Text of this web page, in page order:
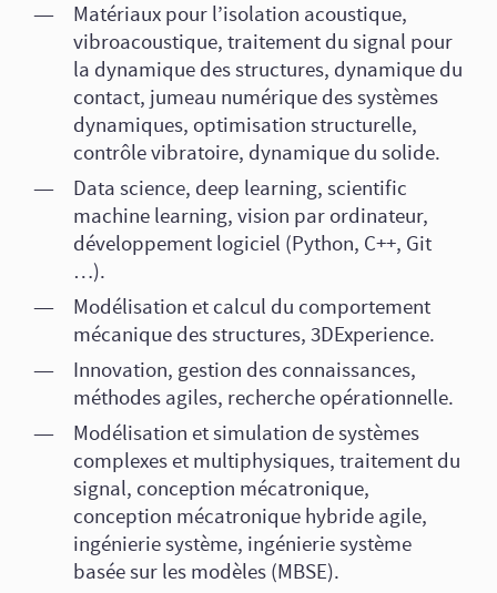
Matériaux pour l’isolation acoustique,
vibroacoustique, traitement du signal pour
la dynamique des structures, dynamique du
contact, jumeau numérique des systèmes
dynamiques, optimisation structurelle,
contrôle vibratoire, dynamique du solide.
Data science, deep learning, scientific
machine learning, vision par ordinateur,
développement logiciel (Python, C++, Git
…).
Modélisation et calcul du comportement
mécanique des structures, 3DExperience.
Innovation, gestion des connaissances,
méthodes agiles, recherche opérationnelle.
Modélisation et simulation de systèmes
complexes et multiphysiques, traitement du
signal, conception mécatronique,
conception mécatronique hybride agile,
ingénierie système, ingénierie système
basée sur les modèles (MBSE).